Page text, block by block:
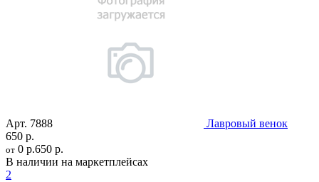
Арт. 7888
Лавровый венок
650 р.
от 0 р.650 р.
В наличии на маркетплейсах
2